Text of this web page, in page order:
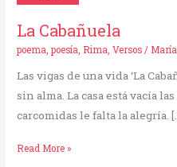
La Cabañuela
poema,poesía, Rima,Versos /
Las vigas de una vida ‘La
sin alma. La casa está vacía
carcomidas le falta la alegría.
Read More »